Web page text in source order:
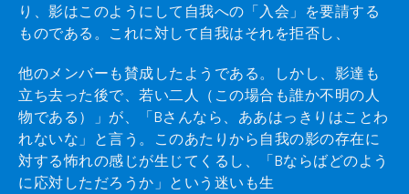
り、影はこのようにして自我への「入会」を要請する
ものである。これに対して自我はそれを拒否し、
他のメンバーも賛成したようである。しかし、影達も
立ち去った後で、若い二人（この場合も誰か不明の人
物である）」が、「Bさんなら、ああはっきりはことわ
れないな」と言う。このあたりから自我の影の存在に
対する怖れの感じが生じてくるし、「Bならばどのよう
に応対しただろうか」という迷いも生